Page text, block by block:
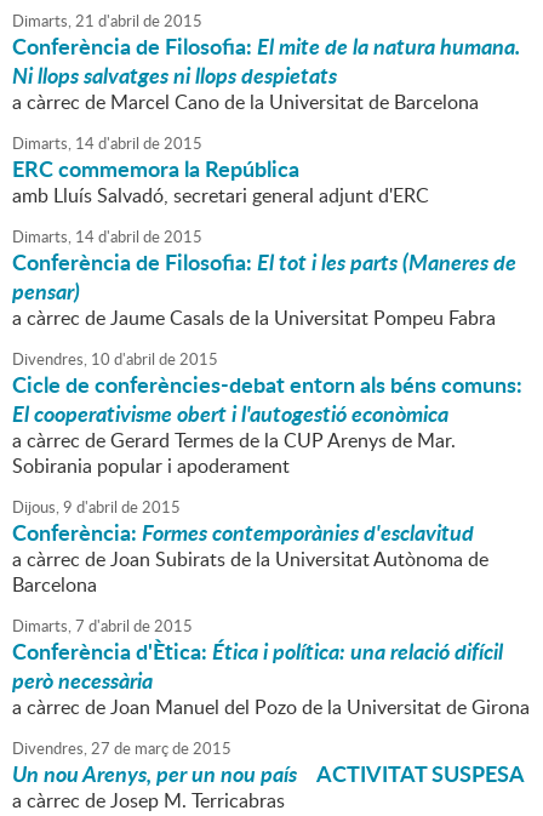
Dimarts,21 d'abril de2015
Conferència de Filosofia:El mite de la natura humana.
Ni llops salvatges ni llops despietats
a càrrec de Marcel Cano de la Universitat de Barcelona
Dimarts, 14d'abril de2015
ERC commemora la República
amb Lluís Salvadó, secretari general adjunt d'ERC
Dimarts, 14d'abril de2015
Conferència de Filosofia:El tot i les parts (Maneres de
pensar)
a càrrec de Jaume Casals de la Universitat Pompeu Fabra
Divendres, 10 d'abril de2015
Cicle de conferències-debat entorn als béns comuns:
El cooperativisme obert i l'autogestió econòmica
a càrrec de Gerard Termes de la CUP Arenys de Mar.
Sobirania popular i apoderament
Dijous,9 d'abril de2015
Conferència:Formes contemporànies d'esclavitud
a càrrec de Joan Subirats de la Universitat Autònoma de
Barcelona
Dimarts,7 d'abril de2015
Conferència d'Ètica:Ética i política: una relació difícil
però necessària
a càrrec de Joan Manuel del Pozo de la Universitat de Girona
Divendres,27 de marçde2015
Un nou Arenys, per un nou país ACTIVITAT SUSPESA
a càrrec de Josep M. Terricabras